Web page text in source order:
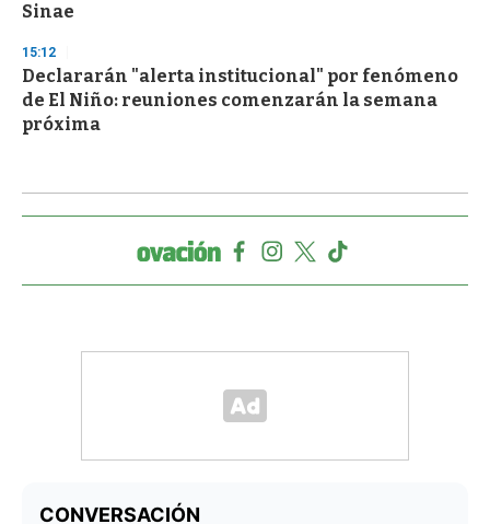
Sinae
15:12
Declararán "alerta institucional" por fenómeno
de El Niño: reuniones comenzarán la semana
próxima